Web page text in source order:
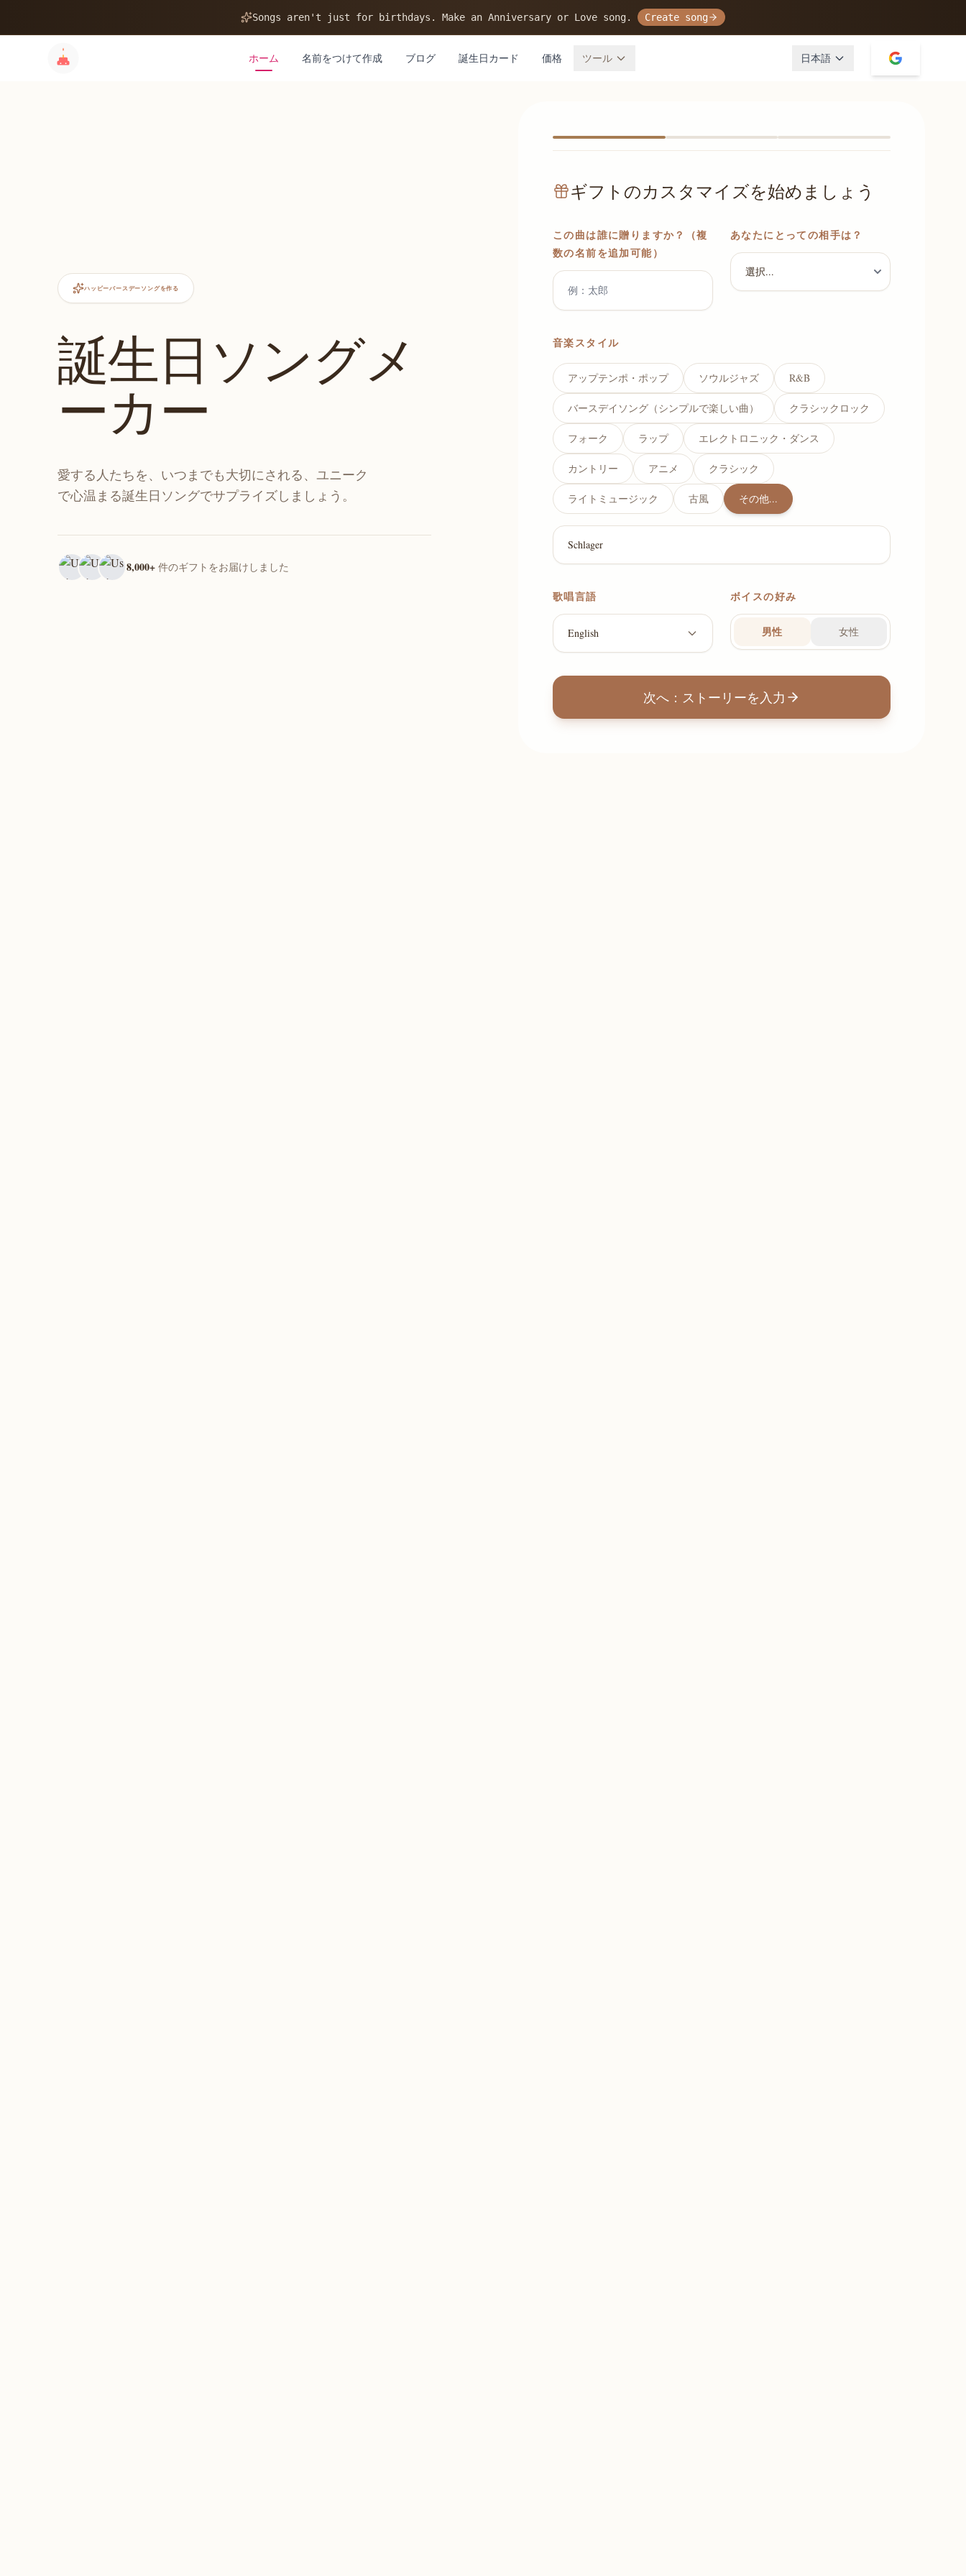
Songs aren't just for birthdays. Make an Anniversary or Love song. Create song
ホーム 名前をつけて作成 ブログ 誕生日カード 価格 ツール 日本語
ハッピーバースデーソングを作る
誕生日ソングメ
ーカー
愛する人たちを、いつまでも大切にされる、ユニーク
で心温まる誕生日ソングでサプライズしましょう。
8,000+ 件のギフトをお届けしました
ギフトのカスタマイズを始めましょう
この曲は誰に贈りますか？（複
数の名前を追加可能）
あなたにとっての相手は？
音楽スタイル
アップテンポ・ポップ ソウルジャズ R&B
バースデイソング（シンプルで楽しい曲） クラシックロック
フォーク ラップ エレクトロニック・ダンス
カントリー アニメ クラシック
ライトミュージック 古風 その他...
歌唱言語
English
ボイスの好み
男性 女性
次へ：ストーリーを入力